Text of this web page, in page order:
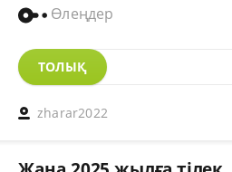
Өлеңдер
ТОЛЫҚ
zharar2022